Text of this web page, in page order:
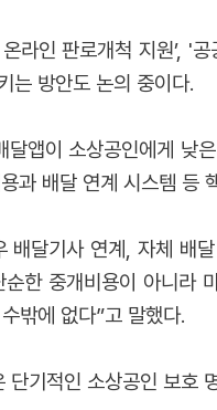
라인 판로개척 지원’, '
는 방안도 논의 중이다.
달앱이 소상공인에게 낮
과 배달 연계 시스템 등
배달기사 연계, 자체 배
순한 중개비용이 아니라
밖에 없다”고 말했다.
단기적인 소상공인 보호